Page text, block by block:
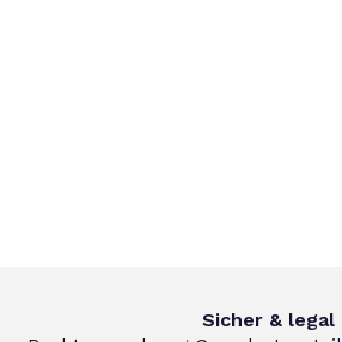
Sicher & legal